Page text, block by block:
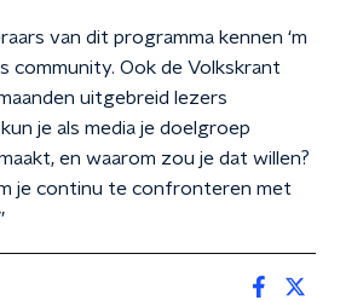
van dit programma kennen ‘m
community. Ook de Volkskrant
uitgebreid lezers
je als media je doelgroep
en waarom zou je dat willen?
je continu te confronteren met